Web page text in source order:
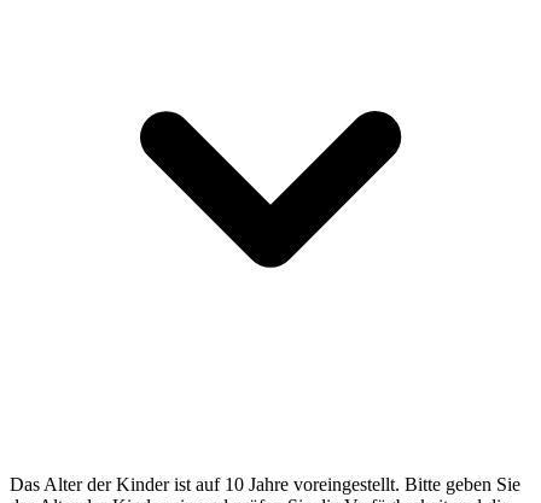
Das Alter der Kinder ist auf 10 Jahre voreingestellt. Bitte geben Sie